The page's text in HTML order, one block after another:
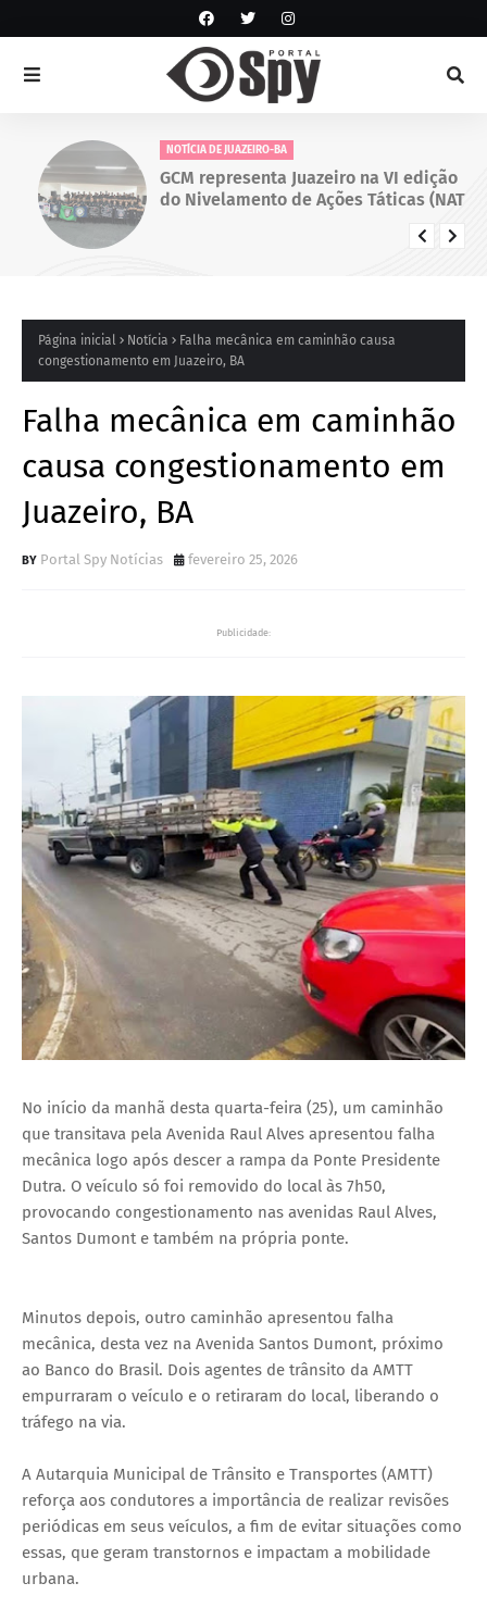
NOTÍCIA DE JUAZEIRO-BA
GCM representa Juazeiro na VI edição
do Nivelamento de Ações Táticas (NAT-
Página inicial Notícia
Falha mecânica em caminhão causa
congestionamento em Juazeiro, BA
Falha mecânica em caminhão
causa congestionamento em
Juazeiro, BA
Portal Spy Notícias fevereiro 25, 2026
Publicidade:
No início da manhã desta quarta-feira (25), um caminhão
que transitava pela Avenida Raul Alves apresentou falha
mecânica logo após descer a rampa da Ponte Presidente
Dutra. O veículo só foi removido do local às 7h50,
provocando congestionamento nas avenidas Raul Alves,
Santos Dumont e também na própria ponte.
Minutos depois, outro caminhão apresentou falha
mecânica, desta vez na Avenida Santos Dumont, próximo
ao Banco do Brasil. Dois agentes de trânsito da AMTT
empurraram o veículo e o retiraram do local, liberando o
tráfego na via.
A Autarquia Municipal de Trânsito e Transportes (AMTT)
reforça aos condutores a importância de realizar revisões
periódicas em seus veículos, a fim de evitar situações como
essas, que geram transtornos e impactam a mobilidade
urbana.